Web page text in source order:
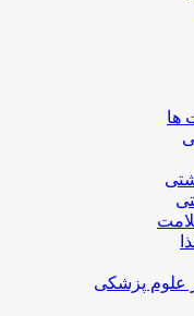
ها
علوم پزشکی